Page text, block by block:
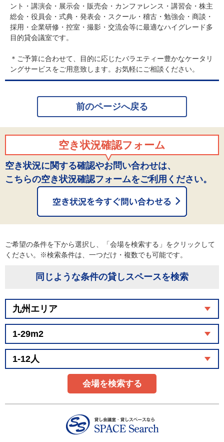
ント・講演会・展示会・販売会・カンファレンス・講習会・株主
総会・役員会・式典・発表会・スクール・稽古・勉強会・商談・
採用・企業研修・控室・撮影・交流会等に最適なハイグレード多
目的貸会議室です。
＊ご予算に合わせて、目的に応じたバラエティー豊かなケータリ
ングサービスをご用意致します。お気軽にご相談ください。
前のページへ戻る
空き状況確認フォーム
空き状況に関する確認やお問い合わせは、
こちらの空き状況確認フォームをご利用ください。
ご希望の条件を下から選択し、「会場を検索する」をクリックして
ください。※検索条件は、一つだけ・複数でも可能です。
同じような条件の貸しスペースを検索
会場を検索する